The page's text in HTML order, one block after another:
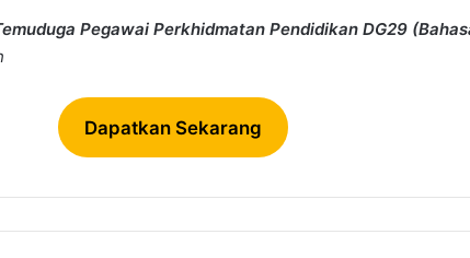
Pegawai Perkhidmatan Pendidikan DG29
Dapatkan Sekarang